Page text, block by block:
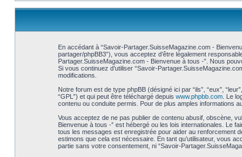
En accédant à “Savoir-Partager.SuisseMagazine.com -
partager/phpBB3”), vous acceptez d’être légalement
Partager.SuisseMagazine.com - Bienvenue à tous -”. Nous
Si vous continuez d’utiliser “Savoir-
modifications.
Notre forum est de type phpBB (désigné ici par “ils”, “eux”,
“GPL”) et qui peut être téléchargé depuis www.phpbb.com. Le
contenu ou conduite permis. Pour de plus amples informations
Vous acceptez de ne pas publier de contenu abusif, obscène,
Bienvenue à tous -” est hébergé ou les lois internationales. Le
tous les messages est enregistrée pour aider au renforcement
estimons que cela est nécessaire. En tant qu’utilisateur, vous
partie sans votre consentement, ni “Savoir-